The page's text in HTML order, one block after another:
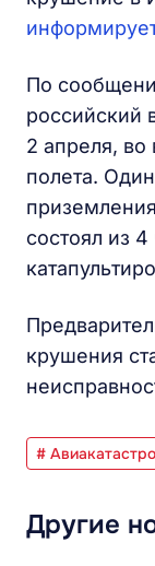
По
российский
2 апреля,
полета.
состоял из
крушения
#
Другие